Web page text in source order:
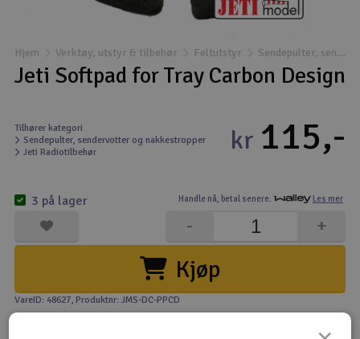
Droner
Fly
Helikopter
Kamerautstyr
Modellbygging, LEGO & byggesett
Modelljernbane
Hjem Verktøy, utstyr & tilbehør Feltutstyr Sendepulter, sendervotter og nakkestropper
Jeti Softpad for Tray Carbon Design
Tilhører kategori
Sendepulter, sendervotter og nakkestropper
Jeti Radiotilbehør
Handle nå, betal senere. Les mer
kr 115,-
Kjøp
+
-
3 på lager
VareID: 48627, Produktnr: JMS-DC-PPCD